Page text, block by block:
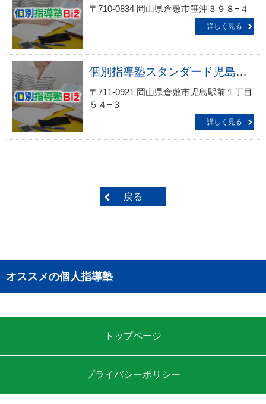
〒710-0834 岡山県倉敷市笹沖３９８−４
詳しく見る
個別指導塾スタンダード児島教室
〒711-0921 岡山県倉敷市児島駅前１丁目
５４−３
詳しく見る
戻る
オススメの個人指導塾
トップページ
プライバシーポリシー